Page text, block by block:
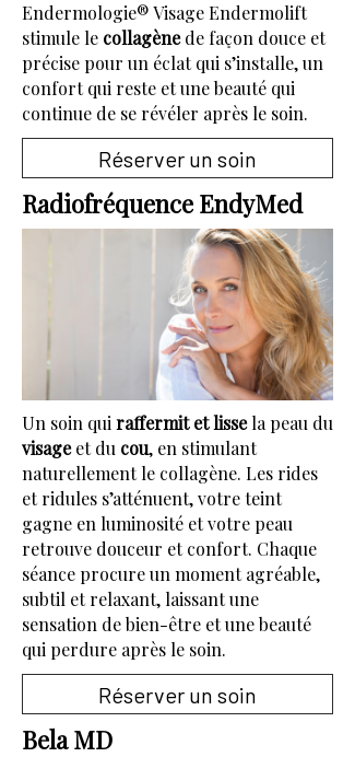
Endermologie® Visage Endermolift
stimule le collagènede façon douce et
précise pour un éclat qui s’installe, un
confort qui reste et une beauté qui
continue de se révéler après le soin.
Réserver un soin
Radiofréquence EndyMed
Un soin qui raffermit et lissela peau du
visageet du cou, en stimulant
naturellement le collagène. Les rides
et ridules s’atténuent, votre teint
gagne en luminosité et votre peau
retrouve douceur et confort. Chaque
séance procure un moment agréable,
subtil et relaxant, laissant une
sensation de bien-être et une beauté
qui perdure après le soin.
Réserver un soin
Bela MD